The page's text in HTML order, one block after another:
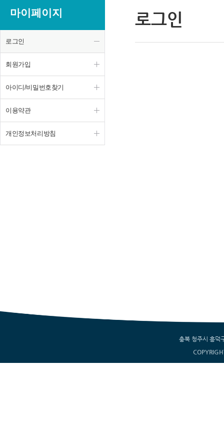
마이페이지
로그인
회원가입
아이디/비밀번호찾기
이용약관
개인정보처리방침
로그인
충북 청주시 흥